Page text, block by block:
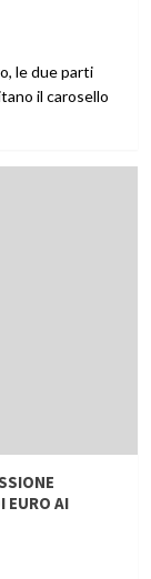
le due parti
il carosello
EURO AI